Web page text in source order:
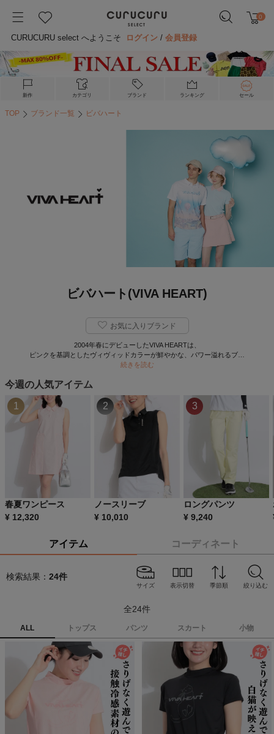
0
CURUCURU select へようこそ ログイン /会員登録
新作 カテゴリ ブランド ランキング セール
TOP ブランド一覧 ビバハート
ビバハート(VIVA HEART)
お気に入りブランド
2004年春にデビューしたVIVA HEARTは、
ピンクを基調としたヴィヴィッドカラーが鮮やかな、パワー溢れるブ…
続きを読む
今週の人気アイテム
春夏ワンピース
¥ 12,320
1
ノースリーブ
¥ 10,010
2
ロングパンツ
¥ 9,240
3
アイテム コーディネート
検索結果： 24件
サイズ 表示切替 季節順 絞り込む
全24件
ALL トップス パンツ スカート 小物